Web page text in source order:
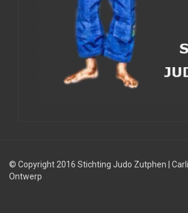
© Copyright 2016 Stichting Judo Zutphen
Ontwerp